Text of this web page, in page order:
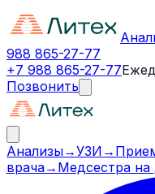
988 865-27-77
+7 988 865-27-77
Позвонить
Анализы→УЗИ →
врача→ Медсестра